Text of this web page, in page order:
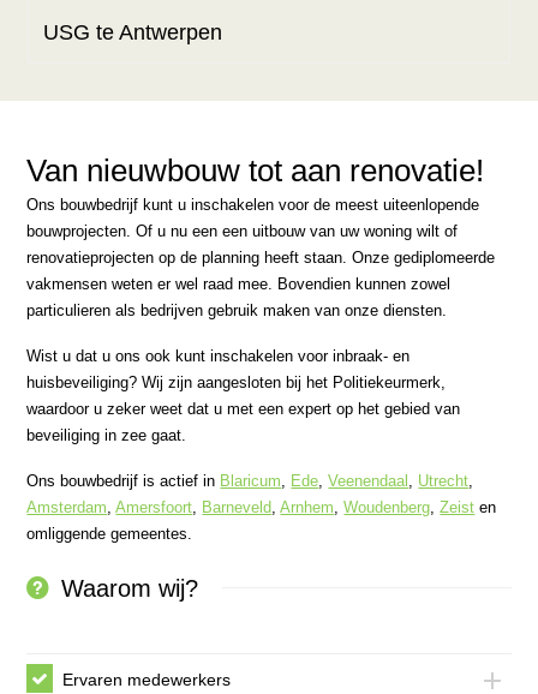
USG te Antwerpen
Van nieuwbouw tot aan renovatie!
Ons bouwbedrijf kunt u inschakelen voor de meest uiteenlopende
bouwprojecten. Of u nu een een uitbouw van uw woning wilt of
renovatieprojecten op de planning heeft staan. Onze gediplomeerde
vakmensen weten er wel raad mee. Bovendien kunnen zowel
particulieren als bedrijven gebruik maken van onze diensten.
Wist u dat u ons ook kunt inschakelen voor inbraak- en
huisbeveiliging? Wij zijn aangesloten bij het Politiekeurmerk,
waardoor u zeker weet dat u met een expert op het gebied van
beveiliging in zee gaat.
Ons bouwbedrijf is actief in Blaricum, Ede,Veenendaal , Utrecht,
Amsterdam,Amersfoort, Barneveld,Arnhem,Woudenberg,Zeist en
omliggende gemeentes.
Waarom wij?
Ervaren medewerkers